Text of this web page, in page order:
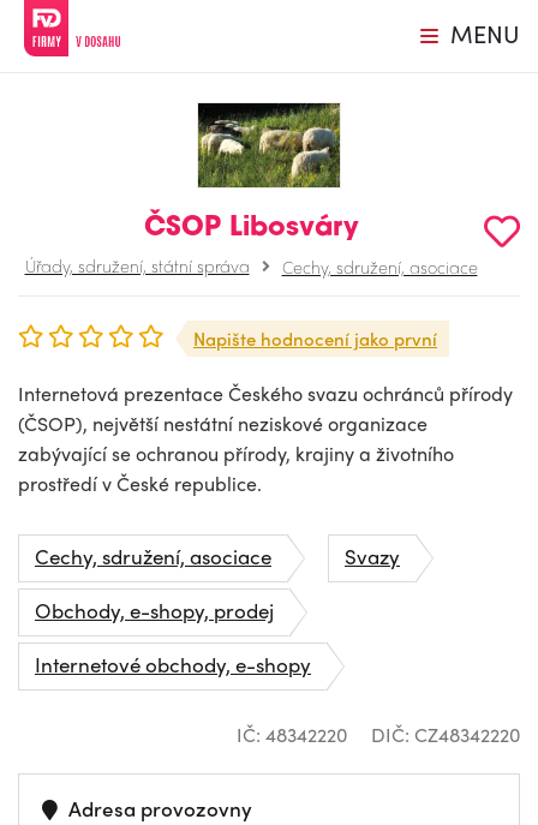
MENU
ČSOP Libosváry
Úřady, sdružení, státní správa Cechy, sdružení, asociace
Napište hodnocení jako první
Internetová prezentace Českého svazu ochránců přírody
(ČSOP), největší nestátní neziskové organizace
zabývající se ochranou přírody, krajiny a životního
prostředí v České republice.
Cechy, sdružení, asociace
Svazy
Obchody, e-shopy, prodej
Internetové obchody, e-shopy
IČ: 48342220 DIČ: CZ48342220
Adresa provozovny